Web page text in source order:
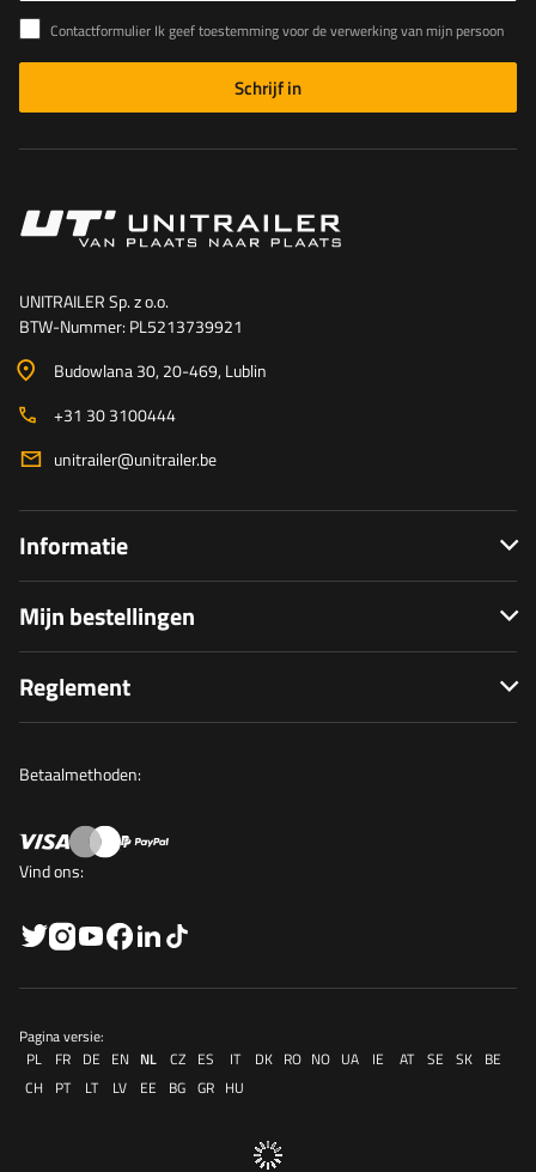
Contactformulier Ik geef toestemming voor de verwerking van mijn persoonlijke gegevens in het contactformulier in overeenstemming met de Verordening van het Europees Parlement en de Raad (EU)
Schrijf in
UNITRAILER Sp. z o.o.
BTW-Nummer: PL5213739921
Budowlana 30, 20-469, Lublin
+31 30 3100444
unitrailer@unitrailer.be
Informatie
Mijn bestellingen
Reglement
Betaalmethoden:
Vind ons:
Pagina versie:
PL
FR DE EN NL CZ ES IT DK RO NO UA IE AT SE SK BE
CH
PT LT LV EE BG GR HU